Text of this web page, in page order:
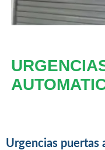
Urgencias puertas